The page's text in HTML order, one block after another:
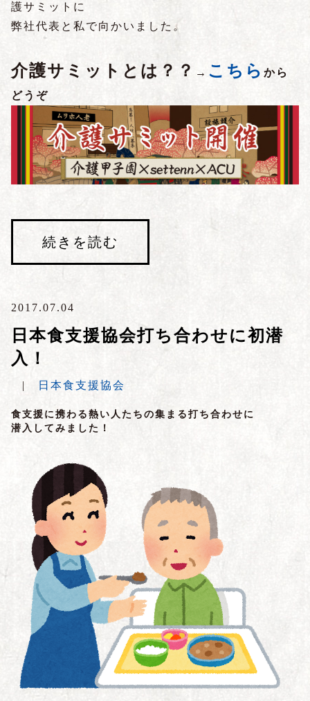
護サミットに
弊社代表と私で向かいました。
介護サミットとは？？ → こちら から
どうぞ
続きを読む
2017.07.04
日本食支援協会打ち合わせに初潜
入！
日本食支援協会
食支援に携わる熱い人たちの集まる打ち合わせに
潜入してみました！